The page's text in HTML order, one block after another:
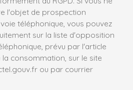
l'objet de prospection
téléphonique, vous pouvez
sur la liste d'opposition
prévu par l'article
la consommation, sur le site
ou par courrier